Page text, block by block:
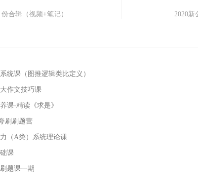
合辑（视频+笔记）
2020新
统课（图推逻辑类比定义）
作文技巧课
课-精读《求是》
刷刷题营
（A类）系统理论课
课
题课一期